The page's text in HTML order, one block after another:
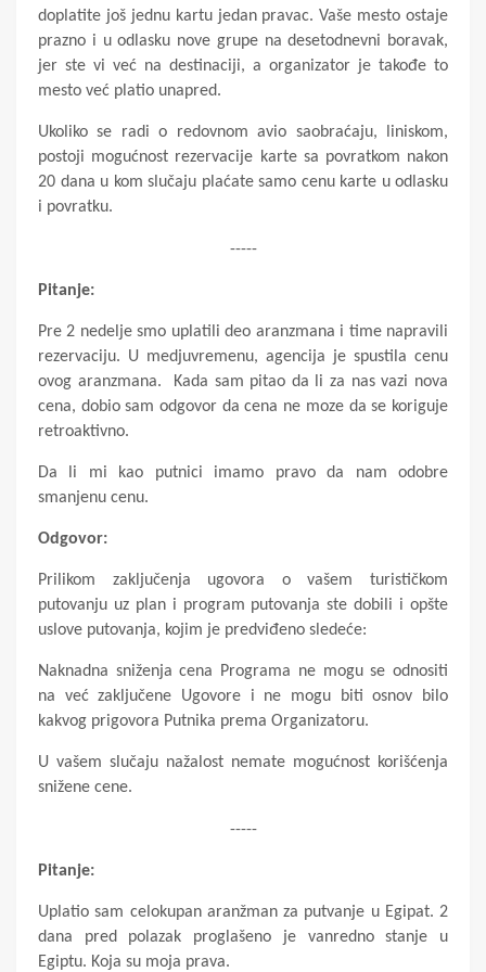
doplatite još jednu kartu jedan pravac. Vaše mesto ostaje
prazno i u odlasku nove grupe na desetodnevni boravak,
jer ste vi već na destinaciji, a organizator je takođe to
mesto već platio unapred.
Ukoliko se radi o redovnom avio saobraćaju, liniskom,
postoji mogućnost rezervacije karte sa povratkom nakon
20 dana u kom slučaju plaćate samo cenu karte u odlasku
i povratku.
-----
Pitanje:
Pre 2 nedelje smo uplatili deo aranzmana i time napravili
rezervaciju. U medjuvremenu, agencija je spustila cenu
ovog aranzmana.
Kada sam pitao da li za nas vazi nova
cena, dobio sam odgovor da cena ne moze da se koriguje
retroaktivno.
Da li mi kao putnici imamo pravo da nam odobre
smanjenu cenu.
Odgovor:
Prilikom zaključenja ugovora o vašem turističkom
putovanju uz plan i program putovanja ste dobili i opšte
uslove putovanja, kojim je predviđeno sledeće:
Naknadna sniženja cena Programa ne mogu se odnositi
na već zaključene Ugovore i ne mogu biti osnov bilo
kakvog prigovora Putnika prema Organizatoru.
U vašem slučaju nažalost nemate mogućnost korišćenja
snižene cene.
-----
Pitanje:
Uplatio sam celokupan aranžman za putvanje u Egipat. 2
dana pred polazak proglašeno je vanredno stanje u
Egiptu. Koja su moja prava.